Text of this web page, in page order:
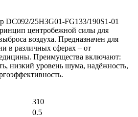
DC092/25H3G01-FG133/190S1-01
центробежной силы для
воздуха. Предназначен для
в различных сферах – от
Преимущества включают:
низкий уровень шума, надёжность,
310
0.5